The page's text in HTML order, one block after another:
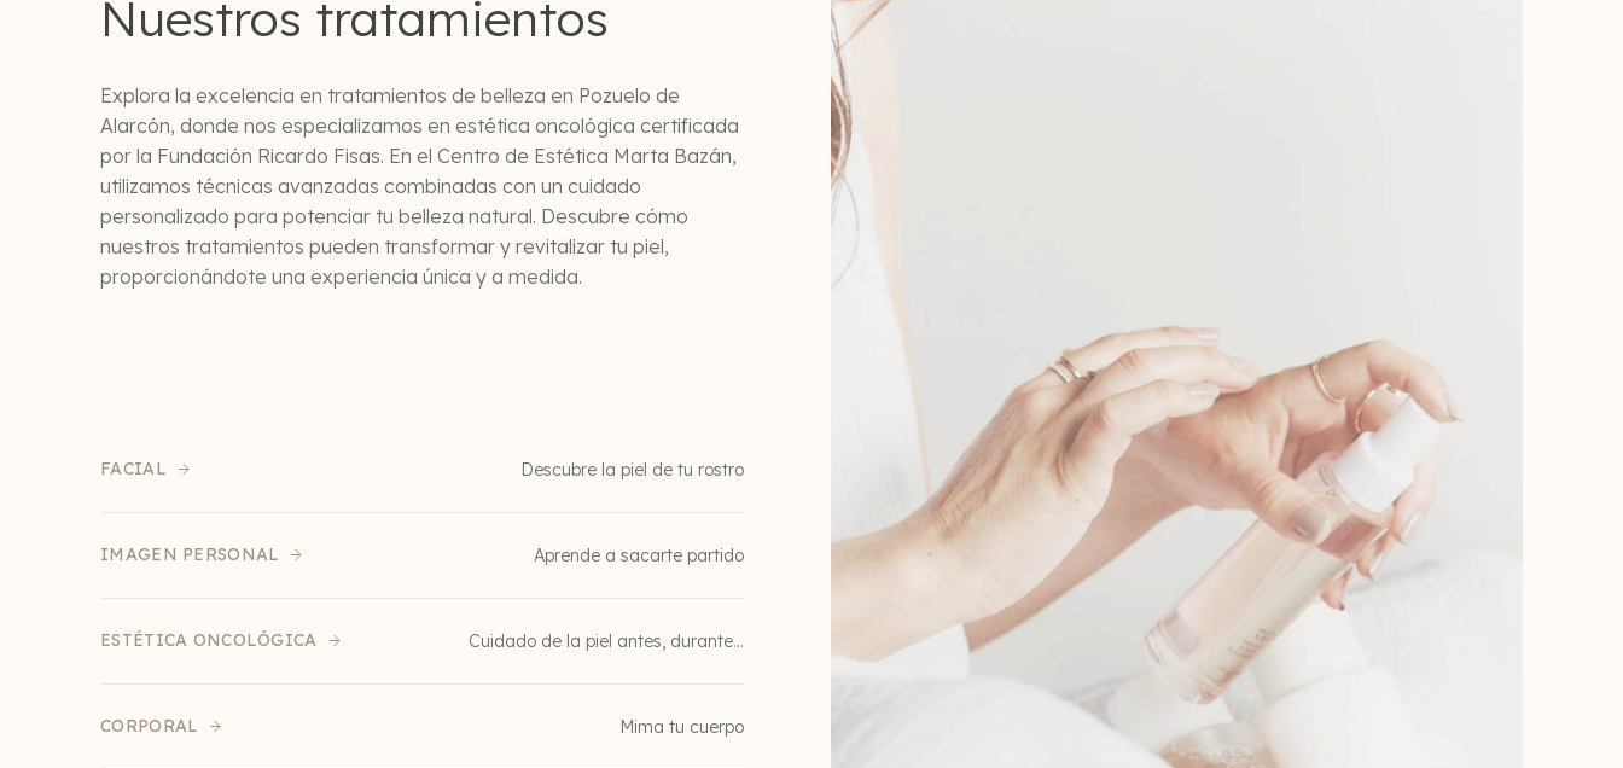
Nuestros tratamientos
Explora la excelencia en tratamientos de belleza en Pozuelo de
Alarcón, donde nos especializamos en estética oncológica certificada
por la Fundación Ricardo Fisas. En el Centro de Estética Marta Bazán,
utilizamos técnicas avanzadas combinadas con un cuidado
personalizado para potenciar tu belleza natural. Descubre cómo
nuestros tratamientos pueden transformar y revitalizar tu piel,
proporcionándote una experiencia única y a medida.
FACIAL Descubre la piel de tu rostro
IMAGEN PERSONAL Aprende a sacarte partido
ESTÉTICA ONCOLÓGICA Cuidado de la piel antes, durante...
CORPORAL Mima tu cuerpo